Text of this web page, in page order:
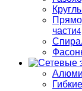
части4